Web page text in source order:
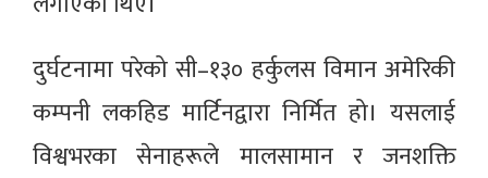
दुर्घटनामा परेको सी–१३० हर्कुलस विमान अमेरिकी
कम्पनी लकहिड मार्टिनद्वारा निर्मित हो। यसलाई
विश्वभरका सेनाहरूले मालसामान र जनशक्ति